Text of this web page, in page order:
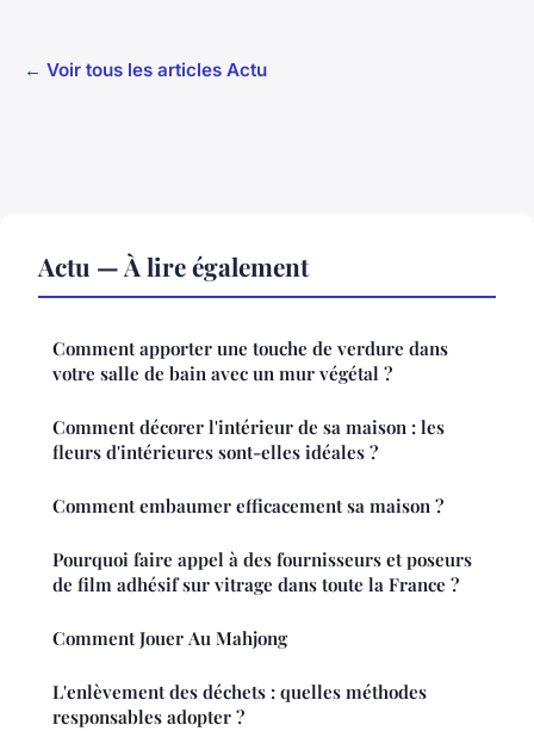
← Voir tous les articles Actu
Actu — À lire également
Comment apporter une touche de verdure dans
votre salle de bain avec un mur végétal ?
Comment décorer l'intérieur de sa maison : les
fleurs d'intérieures sont-elles idéales ?
Comment embaumer efficacement sa maison ?
Pourquoi faire appel à des fournisseurs et poseurs
de film adhésif sur vitrage dans toute la France ?
Comment Jouer Au Mahjong
L'enlèvement des déchets : quelles méthodes
responsables adopter ?